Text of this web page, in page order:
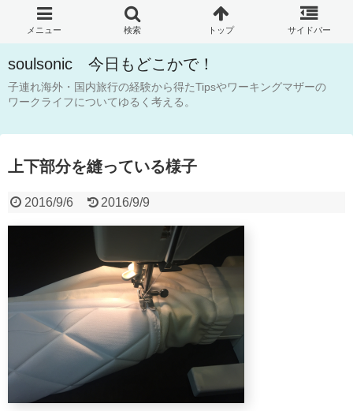
soulsonic 今日もどこかで！
子連れ海外・国内旅行の経験から得たTipsやワーキングマザーの
ワークライフについてゆるく考える。
上下部分を縫っている様子
2016/9/6 2016/9/9